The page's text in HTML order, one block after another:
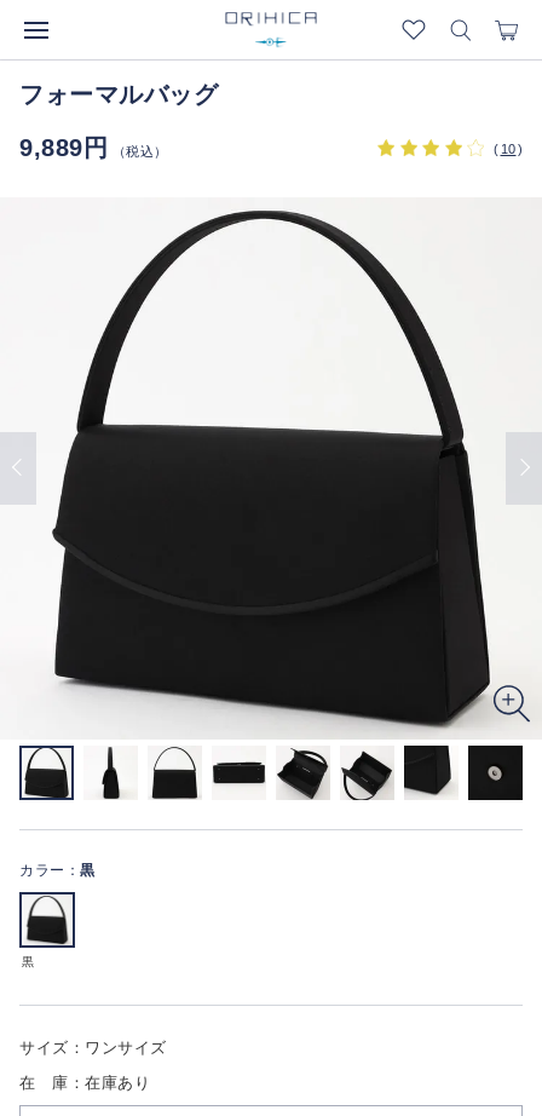
フォーマルバッグ
9,889円
（税込） ( 10)
カラー： 黒
黒
サイズ：ワンサイズ
在 庫：在庫あり